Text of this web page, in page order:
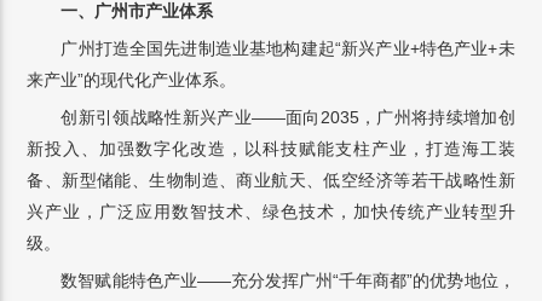
一、广州市产业体系
广州打造全国先进制造业基地构建起“新兴产业+特色产业+未
来产业”的现代化产业体系。
创新引领战略性新兴产业——面向2035，广州将持续增加创
新投入、加强数字化改造，以科技赋能支柱产业，打造海工装
备、新型储能、生物制造、商业航天、低空经济等若干战略性新
兴产业，广泛应用数智技术、绿色技术，加快传统产业转型升
级。
数智赋能特色产业——充分发挥广州“千年商都”的优势地位，